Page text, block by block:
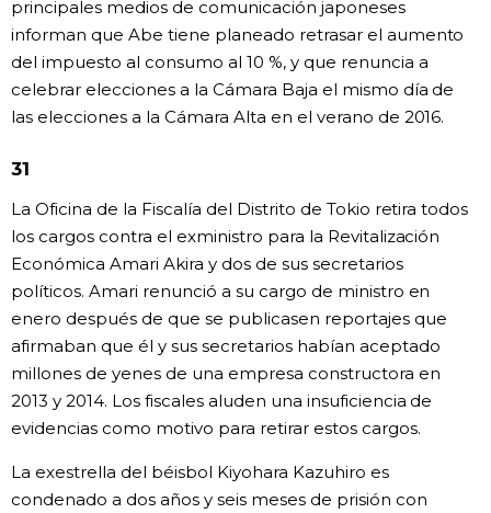
principales medios de comunicación japoneses
informan que Abe tiene planeado retrasar el aumento
del impuesto al consumo al 10 %, y que renuncia a
celebrar elecciones a la Cámara Baja el mismo día de
las elecciones a la Cámara Alta en el verano de 2016.
31
La Oficina de la Fiscalía del Distrito de Tokio retira todos
los cargos contra el exministro para la Revitalización
Económica Amari Akira y dos de sus secretarios
políticos. Amari renunció a su cargo de ministro en
enero después de que se publicasen reportajes que
afirmaban que él y sus secretarios habían aceptado
millones de yenes de una empresa constructora en
2013 y 2014. Los fiscales aluden una insuficiencia de
evidencias como motivo para retirar estos cargos.
La exestrella del béisbol Kiyohara Kazuhiro es
condenado a dos años y seis meses de prisión con